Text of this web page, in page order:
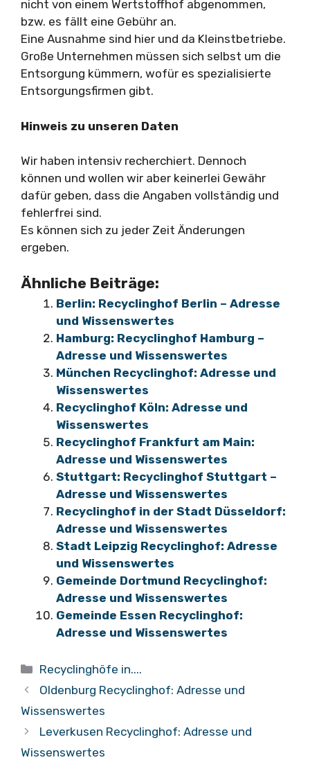
nicht von einem Wertstoffhof abgenommen,
bzw. es fällt eine Gebühr an.
Eine Ausnahme sind hier und da Kleinstbetriebe.
Große Unternehmen müssen sich selbst um die
Entsorgung kümmern, wofür es spezialisierte
Entsorgungsfirmen gibt.
Hinweis zu unseren Daten
Wir haben intensiv recherchiert. Dennoch
können und wollen wir aber keinerlei Gewähr
dafür geben, dass die Angaben vollständig und
fehlerfrei sind.
Es können sich zu jeder Zeit Änderungen
ergeben.
Ähnliche Beiträge:
Berlin: Recyclinghof Berlin – Adresse
und Wissenswertes
Hamburg: Recyclinghof Hamburg –
Adresse und Wissenswertes
München Recyclinghof: Adresse und
Wissenswertes
Recyclinghof Köln: Adresse und
Wissenswertes
Recyclinghof Frankfurt am Main:
Adresse und Wissenswertes
Stuttgart: Recyclinghof Stuttgart –
Adresse und Wissenswertes
Recyclinghof in der Stadt Düsseldorf:
Adresse und Wissenswertes
Stadt Leipzig Recyclinghof: Adresse
und Wissenswertes
Gemeinde Dortmund Recyclinghof:
Adresse und Wissenswertes
Gemeinde Essen Recyclinghof:
Adresse und Wissenswertes
Kategorien
Recyclinghöfe in....
Oldenburg Recyclinghof: Adresse und
Wissenswertes
Leverkusen Recyclinghof: Adresse und
Wissenswertes